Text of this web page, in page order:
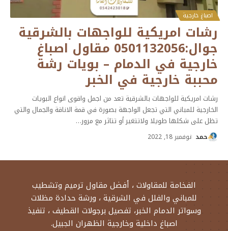
اصباغ خارجية
رشات امريكية للواجهات بالشرقية
جوال:0501132056 مقاول اصباغ
خارجية في الدمام – بويات رشة
محببة خارجية في الخبر
رشات امريكية للواجهات بالشرقية تعد من اجمل واقوى انواع البويات
الخارجية للمباني التي تجعل الواجهة بصورة في قمة الاناقة والجمال والتي
تظل على شكلها طويلا ولاتتغير أو تتاثر مع مرور…
حمد نوفمبر 18, 2022
الفخامة للمقاولات ، أفضل مقاول ترميم وتشطيب
للمباني والفلل في الشرقية ، ورشة حدادة مظلات
وسواتر الدمام الخبر، تفصيل برجولات القطيف ، تنفيذ
اصباغ داخلية وخارجية الظهران الجبيل.